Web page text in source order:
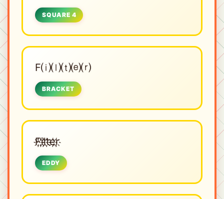
SQUARE 4
F⒤⒧⒯⒠⒭
BRACKET
F҉i҉l҉t҉e҉r҉
EDDY